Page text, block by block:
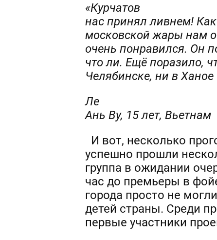
«Курчатов
нас принял ливнем!
московской жары нам
очень понравился. Он
что ли. Ещё поразило,
Челябинске, ни в Ханое
Ле
Ань Ву, 15 лет, Вьетнам
И вот, несколько
успешно прошли
группа в ожидании
час до премьеры в
города просто не
детей страны. Среди
первые участники